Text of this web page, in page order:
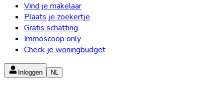
Vind je makelaar
Plaats je zoekertje
Gratis schatting
Immoscoop only
Check je woningbudget
Inloggen NL